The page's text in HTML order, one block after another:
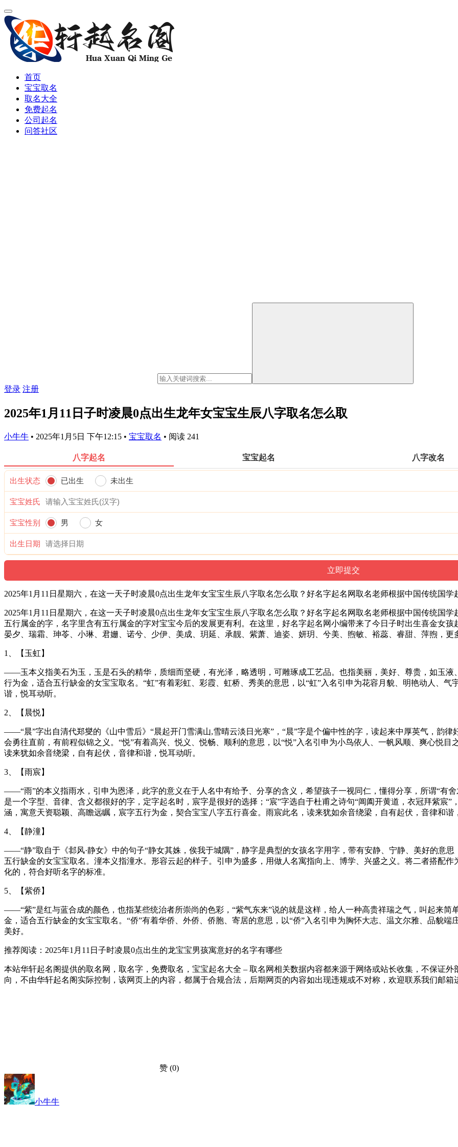
首页
宝宝取名
取名大全
免费起名
公司起名
问答社区
登录 注册
2025年1月11日子时凌晨0点出生龙年女宝宝生辰八字取名怎么取
小牛牛 • 2025年1月5日 下午12:15 • 宝宝取名 • 阅读 241
八字起名 宝宝起名 八字改名
出生状态 已出生 未出生
宝宝姓氏
宝宝性别 男 女
出生日期
2025年1月11日星期六，在这一天子时凌晨0点出生龙年女宝宝生辰八字取名怎么取？好名字起名网取名老师根据中国传统国
2025年1月11日星期六，在这一天子时凌晨0点出生龙年女宝宝生辰八字取名怎么取？好名字起名网取名老师根据中国传统国
五行属金的字，名字里含有五行属金的字对宝宝今后的发展更有利。在这里，好名字起名网小编带来了今日子时出生喜金女
晏夕、瑞霜、珅苓、小琳、君姗、诺兮、少伊、美成、玥延、承靓、紫萧、迪姿、妍玥、兮美、煦敏、裕蕊、睿甜、萍煦，更
1、【玉虹】
——玉本义指美石为玉，玉是石头的精华，质细而坚硬，有光泽，略透明，可雕琢成工艺品。也指美丽，美好、尊贵，如玉
行为金，适合五行缺金的女宝宝取名。“虹”有着彩虹、彩霞、虹桥、秀美的意思，以“虹”入名引申为花容月貌、明艳动人、
谐，悦耳动听。
2、【晨悦】
——“晨”字出自清代郑燮的《山中雪后》“晨起开门雪满山,雪晴云淡日光寒”，“晨”字是个偏中性的字，读起来中厚英气，韵
会勇往直前，有前程似锦之义。“悦”有着高兴、悦义、悦畅、顺利的意思，以“悦”入名引申为小鸟依人、一帆风顺、爽心悦
读来犹如余音绕梁，自有起伏，音律和谐，悦耳动听。
3、【雨宸】
——“雨”的本义指雨水，引申为恩泽，此字的意义在于人名中有给予、分享的含义，希望孩子一视同仁，懂得分享，所谓“有
是一个字型、音律、含义都很好的字，定字起名时，宸字是很好的选择；“宸”字选自于杜甫之诗句“阊阖开黄道，衣冠拜紫宸
涵，寓意天资聪颖、高瞻远瞩，宸字五行为金，契合宝宝八字五行喜金。雨宸此名，读来犹如余音绕梁，自有起伏，音律和谐
4、【静潼】
——“静”取自于《邶风·静女》中的句子“静女其姝，俟我于城隅”，静字是典型的女孩名字用字，带有安静、宁静、美好的意
五行缺金的女宝宝取名。潼本义指潼水。形容云起的样子。引申为盛多，用做人名寓指向上、博学、兴盛之义。将二者搭配
化的，符合好听名字的标准。
5、【紫侨】
——“紫”是红与蓝合成的颜色，也指某些统治者所崇尚的色彩，“紫气东来”说的就是这样，给人一种高贵祥瑞之气，叫起来简
金，适合五行缺金的女宝宝取名。“侨”有着华侨、外侨、侨胞、寄居的意思，以“侨”入名引申为胸怀大志、温文尔雅、品貌
美好。
推荐阅读：2025年1月11日子时凌晨0点出生的龙宝宝男孩寓意好的名字有哪些
本站华轩起名阁提供的取名网，取名字，免费取名，宝宝起名大全 – 取名网相关数据内容都来源于网络或站长收集，不保证
向，不由华轩起名阁实际控制，该网页上的内容，都属于合规合法，后期网页的内容如出现违规或不对称，欢迎联系我们邮
赞 (0)
小牛牛